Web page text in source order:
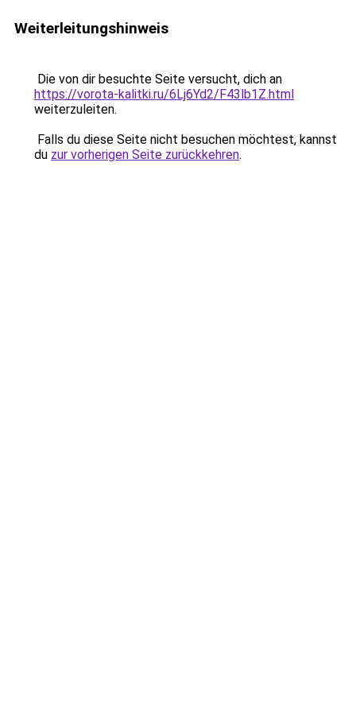
Weiterleitungshinweis
Die von dir besuchte Seite versucht, dich an
https://vorota-kalitki.ru/6Lj6Yd2/F43lb1Z.html
weiterzuleiten.
Falls du diese Seite nicht besuchen möchtest, kannst
du zur vorherigen Seite zurückkehren.